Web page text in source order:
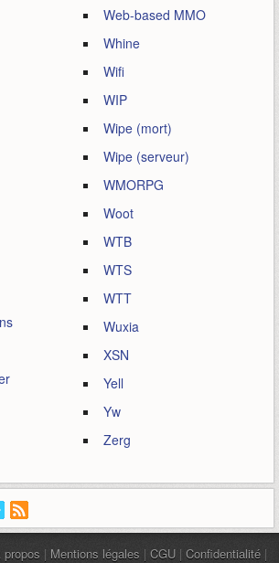
Web-based MMO
Whine
Wifi
WIP
Wipe (mort)
Wipe (serveur)
WMORPG
Woot
WTB
WTS
WTT
Wuxia
XSN
Yell
Yw
Zerg
propos | Mentions légales | CGU | Confidentialité |